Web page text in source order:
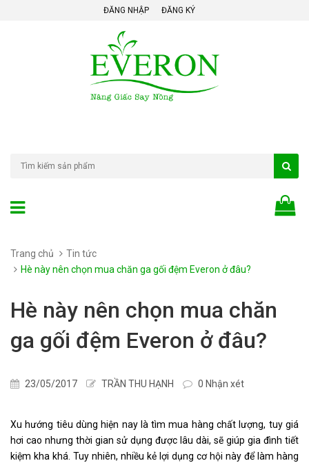
ĐĂNG NHẬP ĐĂNG KÝ
Trang chủ
Tin tức
Hè này nên chọn mua chăn ga gối đệm Everon ở đâu?
Hè này nên chọn mua chăn
ga gối đệm Everon ở đâu?
23/05/2017 TRẦN THU HẠNH 0 Nhận xét
Xu hướng tiêu dùng hiện nay là tìm mua hàng chất lượng, tuy giá
hơi cao nhưng thời gian sử dụng được lâu dài, sẽ giúp gia đình tiết
kiệm kha khá. Tuy nhiên, nhiều kẻ lợi dụng cơ hội này để làm hàng